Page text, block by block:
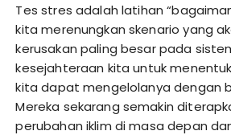
Tes stres adalah latihan
kita merenungkan skenario yang
kerusakan paling besar pada
kesejahteraan kita untuk
kita dapat mengelolanya dengan
Mereka sekarang semakin
perubahan iklim di masa depan